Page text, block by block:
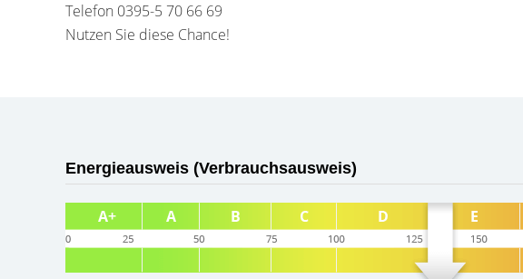
Telefon 0395-5 70 66 69
Nutzen Sie diese Chance!
Energieausweis (Verbrauchsausweis)